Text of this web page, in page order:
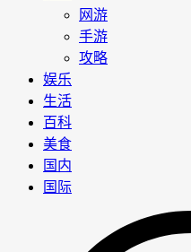
网游
手游
攻略
娱乐
生活
百科
美食
国内
国际